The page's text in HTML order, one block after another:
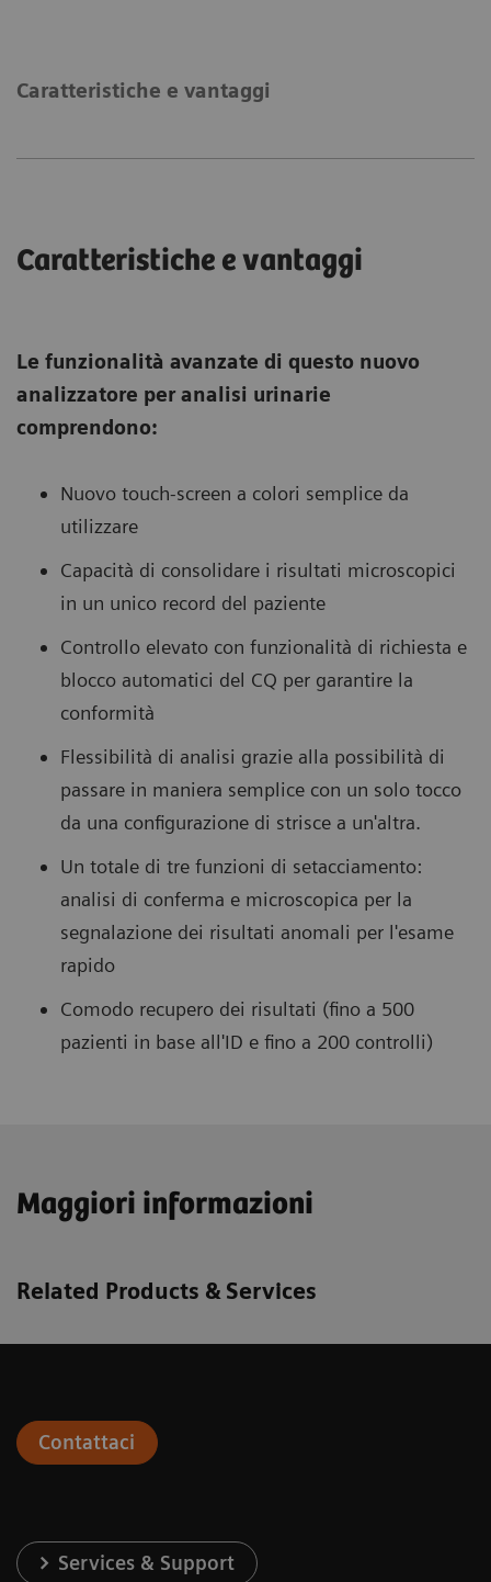
Caratteristiche e vantaggi
Caratteristiche e vantaggi
Le funzionalità avanzate di questo nuovo
analizzatore per analisi urinarie
comprendono:
Nuovo touch-screen a colori semplice da
utilizzare
Capacità di consolidare i risultati microscopici
in un unico record del paziente
Controllo elevato con funzionalità di richiesta e
blocco automatici del CQ per garantire la
conformità
Flessibilità di analisi grazie alla possibilità di
passare in maniera semplice con un solo tocco
da una configurazione di strisce a un'altra.
Un totale di tre funzioni di setacciamento:
analisi di conferma e microscopica per la
segnalazione dei risultati anomali per l'esame
rapido
Comodo recupero dei risultati (fino a 500
pazienti in base all'ID e fino a 200 controlli)
Maggiori informazioni
Related Products & Services
Contattaci
Services & Support